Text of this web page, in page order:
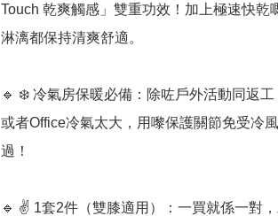
Touch 乾爽觸感」雙重功效！加上極速快乾
淋漓都保持清爽舒適。
🔹 ❄️ 冷氣房保暖必備：除咗戶外活動同返
或者Office冷氣太大，用嚟保護關節免受冷
過！
🔹 ✌️ 1套2件（雙膝適用）：一買就係一對